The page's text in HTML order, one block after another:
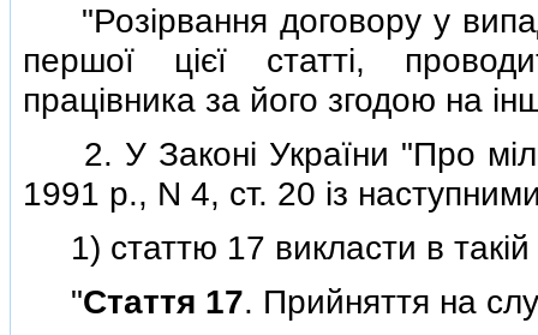
"Розiрвання договору у
першої цiєї статтi,
працiвника за його згодою на
2. У Законi України "Про
1991 р., N 4, ст. 20 iз
1) статтю 17 викласти в такiй
"Стаття 17. Прийняття на